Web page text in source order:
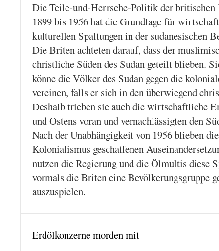
Die Teile-und-Herrsche-Politik der
1899 bis 1956 hat die Grundlage für
kulturellen Spaltungen in der sudanesischen
Die Briten achteten darauf, dass der
christliche Süden des Sudan geteilt blieben.
könne die Völker des Sudan gegen die
vereinen, falls er sich in den überwiegend
Deshalb trieben sie auch die wirtschaftliche
und Ostens voran und vernachlässigten den
Nach der Unabhängigkeit von 1956 blieben
Kolonialismus geschaffenen
nutzen die Regierung und die Ölmultis diese
vormals die Briten eine Bevölkerungsgruppe
auszuspielen.
Erdölkonzerne morden mit